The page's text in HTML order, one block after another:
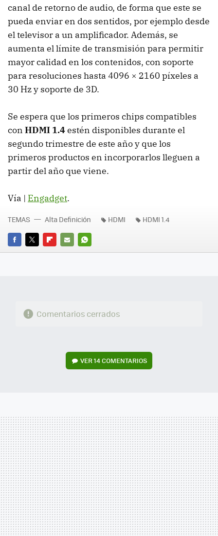
canal de retorno de audio, de forma que este se
pueda enviar en dos sentidos, por ejemplo desde
el televisor a un amplificador. Además, se
aumenta el límite de transmisión para permitir
mayor calidad en los contenidos, con soporte
para resoluciones hasta 4096 × 2160 píxeles a
30 Hz y soporte de 3D.
Se espera que los primeros chips compatibles
con HDMI 1.4estén disponibles durante el
segundo trimestre de este año y que los
primeros productos en incorporarlos lleguen a
partir del año que viene.
Vía | Engadget.
FACEBOOK
TWITTERFLIPBOARD
E-
WHATSAPP
TEMAS Alta Definición HDMI HDMI 1.4
Comentarios cerrados
VER14 COMENTARIOS